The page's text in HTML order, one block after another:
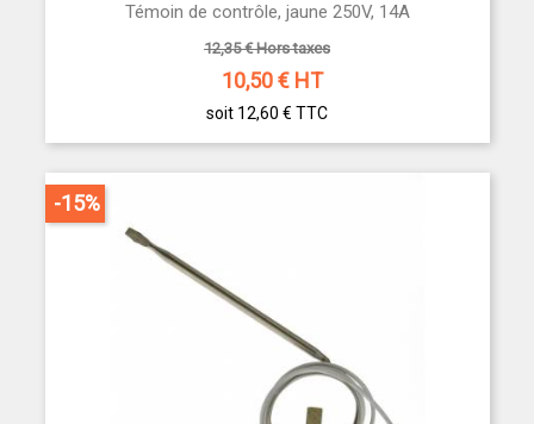
Témoin de contrôle, jaune 250V, 14A
12,35 € Hors taxes
10,50€ HT
soit 12,60 € TTC
-15%